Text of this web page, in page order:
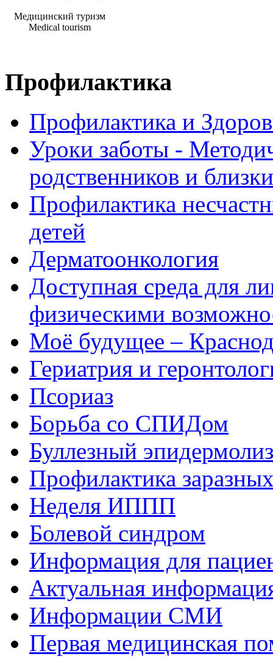
Медицинский туризм
Medical tourism
Профилактика
Профилактика и
Уроки заботы -
родственников и
Профилактика
детей
Дерматоонкология
Доступная среда для
физическими
Моё будущее –
Гериатрия и
Псориаз
Борьба со СПИДом
Буллезный эпидермолиз
Профилактика
Неделя ИППП
Болевой синдром
Информация для
Актуальная
Информации СМИ
Первая медицинская